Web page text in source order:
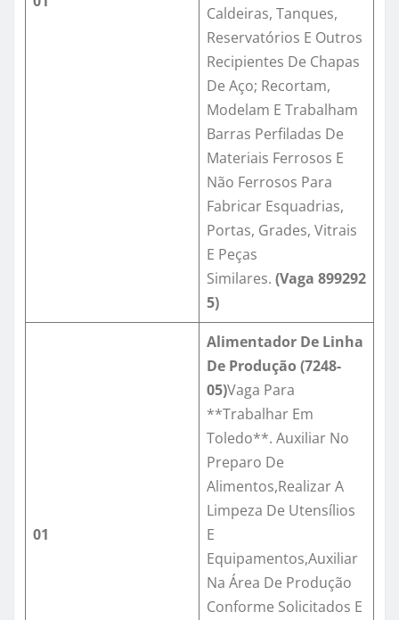
Caldeiras, Tanques,
Reservatórios E Outros
Recipientes De Chapas
De Aço; Recortam,
Modelam E Trabalham
Barras Perfiladas De
Materiais Ferrosos E
Não Ferrosos Para
Fabricar Esquadrias,
Portas, Grades, Vitrais
E Peças
Similares. (Vaga 899292
5)
01
Alimentador De Linha
De Produção (7248-
05)Vaga Para
**Trabalhar Em
Toledo**. Auxiliar No
Preparo De
Alimentos,Realizar A
Limpeza De Utensílios
E
Equipamentos,Auxiliar
Na Área De Produção
Conforme Solicitados E